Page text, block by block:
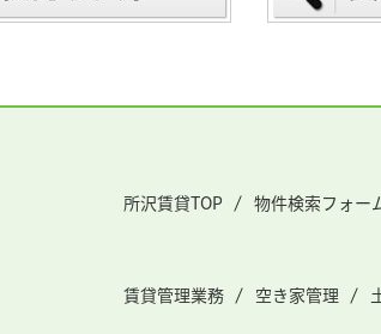
所沢賃貸TOP 物件検索フォー
賃貸管理業務 空き家管理